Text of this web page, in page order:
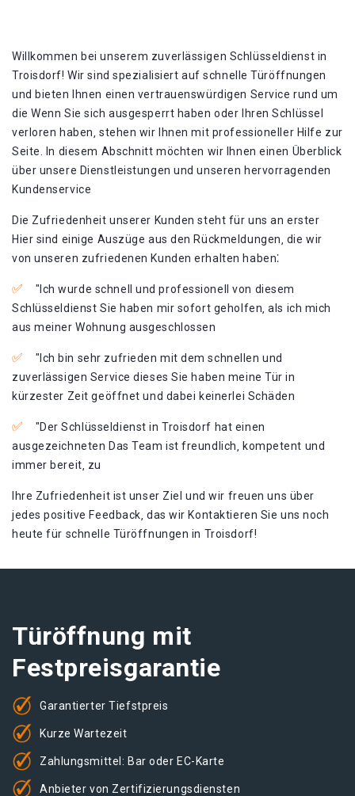
Willkommen bei unserem zuverlässigen Schlüsseldienst in
Troisdorf!​ Wir sind spezialisiert auf schnelle Türöffnungen
und bieten Ihnen einen vertrauenswürdigen Service rund um
die Wenn Sie sich ausgesperrt haben oder Ihren Schlüssel
verloren haben‚ stehen wir Ihnen mit professioneller Hilfe zur
Seite. In diesem Abschnitt möchten wir Ihnen einen Überblick
über unsere Dienstleistungen und unseren hervorragenden
Kundenservice
Die Zufriedenheit unserer Kunden steht für uns an erster
Hier sind einige Auszüge aus den Rückmeldungen‚ die wir
von unseren zufriedenen Kunden erhalten haben⁚
"Ich wurde schnell und professionell von diesem
Schlüsseldienst Sie haben mir sofort geholfen‚ als ich mich
aus meiner Wohnung ausgeschlossen
"Ich bin sehr zufrieden mit dem schnellen und
zuverlässigen Service dieses Sie haben meine Tür in
kürzester Zeit geöffnet und dabei keinerlei Schäden
"Der Schlüsseldienst in Troisdorf hat einen
ausgezeichneten Das Team ist freundlich‚ kompetent und
immer bereit‚ zu
Ihre Zufriedenheit ist unser Ziel und wir freuen uns über
jedes positive Feedback‚ das wir Kontaktieren Sie uns noch
heute für schnelle Türöffnungen in Troisdorf!​
Türöffnung mit
Festpreisgarantie
Garantierter Tiefstpreis
Kurze Wartezeit
Zahlungsmittel: Bar oder EC-Karte
Anbieter von Zertifizierungsdiensten